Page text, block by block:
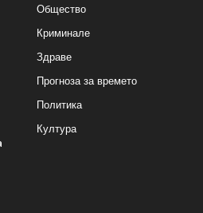
Общество
Криминале
Здраве
Прогноза за времето
Политика
Култура